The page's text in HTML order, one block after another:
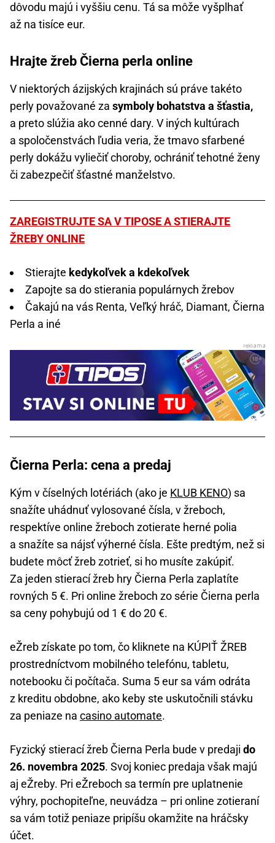
dôvodu majú i vyššiu cenu. Tá sa môže vyšplhať
až na tisíce eur.
Hrajte žreb Čierna perla online
V niektorých ázijských krajinách sú práve takéto
perly považované za symboly bohatstva a šťastia,
a preto slúžia ako cenné dary. V iných kultúrach
a spoločenstvách ľudia veria, že tmavo sfarbené
perly dokážu vyliečiť choroby, ochrániť tehotné ženy
či zabezpečiť šťastné manželstvo.
ZAREGISTRUJTE SA V TIPOSE A STIERAJTE
ŽREBY ONLINE
Stierajte kedykoľvek a kdekoľvek
Zapojte sa do stierania populárnych žrebov
Čakajú na vás Renta, Veľký hráč, Diamant, Čierna
Perla a iné
Čierna Perla: cena a predaj
Kým v číselných lotériách (ako je KLUB KENO) sa
snažíte uhádnuť vylosované čísla, v žreboch,
respektíve online žreboch zotierate herné polia
a snažíte sa nájsť výherné čísla. Ešte predtým, než si
budete môcť žreb zotrieť, si ho musíte zakúpiť.
Za jeden stierací žreb hry Čierna Perla zaplatíte
rovných 5 €. Pri online žreboch zo série Čierna perla
sa ceny pohybujú od 1 € do 20 €.
eŽreb získate po tom, čo kliknete na KÚPIŤ ŽREB
prostredníctvom mobilného telefónu, tabletu,
notebooku či počítača. Suma 5 eur sa vám odráta
z kreditu obdobne, ako keby ste uskutočnili stávku
za peniaze na casino automate.
Fyzický stierací žreb Čierna Perla bude v predaji do
26. novembra 2025. Svoj koniec predaja však majú
aj eŽreby. Pri eŽreboch sa termín pre uplatnenie
výhry, pochopiteľne, neuvádza – pri online zotieraní
sa vám totiž peniaze pripíšu okamžite na hráčsky
účet.